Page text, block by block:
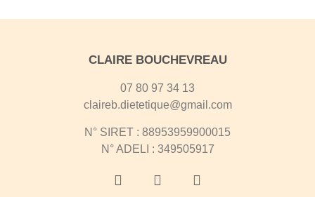
CLAIRE BOUCHEVREAU
07 80 97 34 13
claireb.dietetique@gmail.com​
N° SIRET : 88953959900015
N° ADELI : 349505917